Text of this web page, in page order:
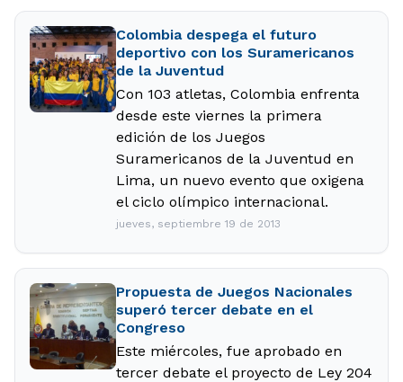
Colombia despega el futuro
deportivo con los Suramericanos
de la Juventud
Con 103 atletas, Colombia enfrenta
desde este viernes la primera
edición de los Juegos
Suramericanos de la Juventud en
Lima, un nuevo evento que oxigena
el ciclo olímpico internacional.
jueves, septiembre 19 de 2013
Propuesta de Juegos Nacionales
superó tercer debate en el
Congreso
Este miércoles, fue aprobado en
tercer debate el proyecto de Ley 204